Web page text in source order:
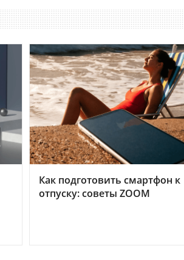
Как подготовить смартфон к
отпуску: советы ZOOM